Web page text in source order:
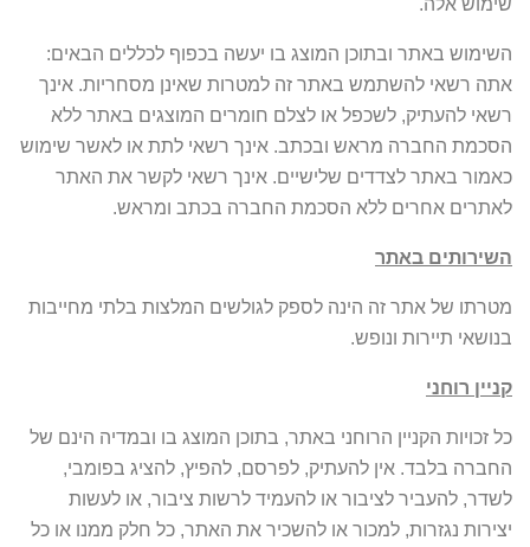
שימוש אלה.
השימוש באתר ובתוכן המוצג בו יעשה בכפוף לכללים הבאים:
אתה רשאי להשתמש באתר זה למטרות שאינן מסחריות. אינך
רשאי להעתיק, לשכפל או לצלם חומרים המוצגים באתר ללא
הסכמת החברה מראש ובכתב. אינך רשאי לתת או לאשר שימוש
כאמור באתר לצדדים שלישיים. אינך רשאי לקשר את האתר
לאתרים אחרים ללא הסכמת החברה בכתב ומראש.
השירותים באתר
מטרתו של אתר זה הינה לספק לגולשים המלצות בלתי מחייבות
בנושאי תיירות ונופש.
קניין רוחני
כל זכויות הקניין הרוחני באתר, בתוכן המוצג בו ובמדיה הינם של
החברה בלבד. אין להעתיק, לפרסם, להפיץ, להציג בפומבי,
לשדר, להעביר לציבור או להעמיד לרשות ציבור, או לעשות
יצירות נגזרות, למכור או להשכיר את האתר, כל חלק ממנו או כל